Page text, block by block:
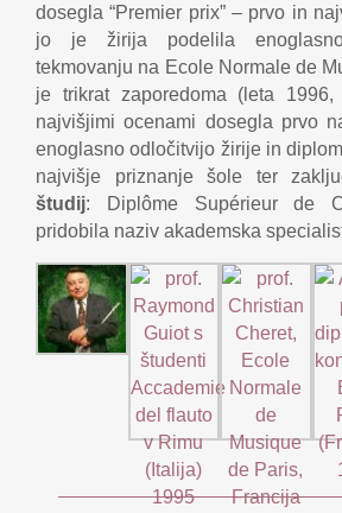
dosegla “Premier prix” – prvo in
jo je žirija podelila
tekmovanju na Ecole Normale de
je trikrat zaporedoma (leta
najvišjimi ocenami dosegla prvo
enoglasno odločitvijo žirije in
najvišje priznanje šole ter
študij: Diplôme Supérieur de
pridobila naziv akademska